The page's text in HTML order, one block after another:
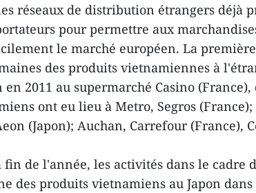
réseaux de distribution étrangers déjà
pour permettre aux
le marché européen. La
des produits vietnamiennes à
2011 au supermarché Casino
ont eu lieu à Metro, Segros
(Japon); Auchan, Carrefour (France),
fin de l'année, les activités dans le cadre
des produits vietnamiens au Japon